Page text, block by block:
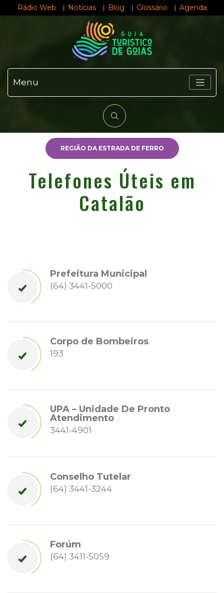
Rádio Web Notícias Blog Glossário Agenda
Menu
REGIÃO DA ESTRADA DE FERRO
Telefones Úteis em
Catalão
Prefeitura Municipal
(64) 3441-5000
Corpo de Bombeiros
193
UPA – Unidade De Pronto
Atendimento
3441-4901
Conselho Tutelar
(64) 3441-3244
Forúm
(64) 3411-5059